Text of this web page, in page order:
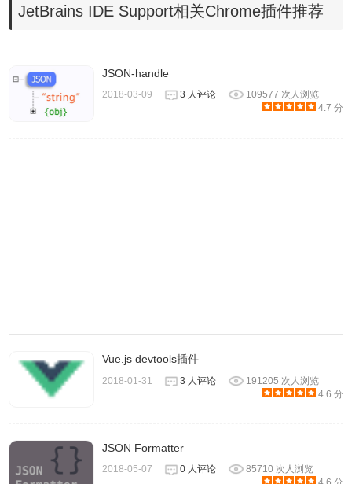
4.下面我们看一下如果利用
JetBrains IDE Support 调试用
JetBrains IDE Support相关Chrome插件推荐
JSON-handle
2018-03-09 3 人评论
109577 次人浏览
4.7 分
Vue.js devtools插件
2018-01-31 3 人评论
191205 次人浏览
4.6 分
JSON Formatter
2018-05-07 0 人评论
85710 次人浏览